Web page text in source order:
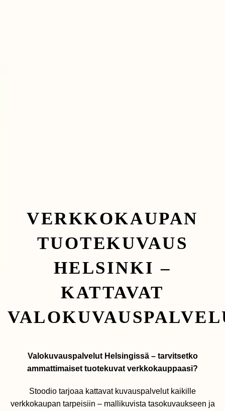
VERKKOKAUPAN
TUOTEKUVAUS
HELSINKI –
KATTAVAT
Valokuvauspalvelut Helsingissä – tarvitsetko
ammattimaiset tuotekuvat verkkokauppaasi?
Stoodio tarjoaa kattavat kuvauspalvelut kaikille
verkkokaupan tarpeisiin – mallikuvista tasokuvaukseen ja